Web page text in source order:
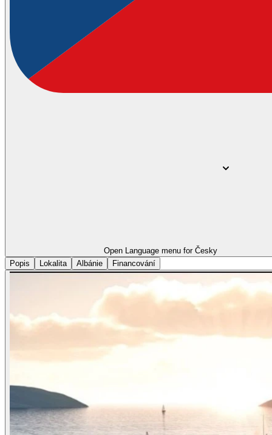
Open Language menu for Česky
Popis
Lokalita Albánie Financování